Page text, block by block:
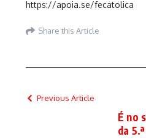
https://apoia.se/fecatolica
Share this Article
Previous Article
É no
da